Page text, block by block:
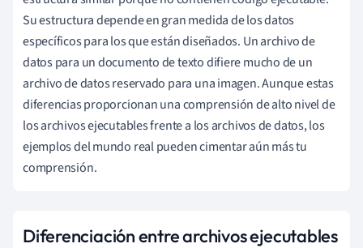
Su estructura depende en gran medida de los datos
específicos para los que están diseñados. Un archivo de
datos para un documento de texto difiere mucho de un
archivo de datos reservado para una imagen. Aunque estas
diferencias proporcionan una comprensión de alto nivel de
los archivos ejecutables frente a los archivos de datos, los
ejemplos del mundo real pueden cimentar aún más tu
comprensión.
Diferenciación entre archivos ejecutables